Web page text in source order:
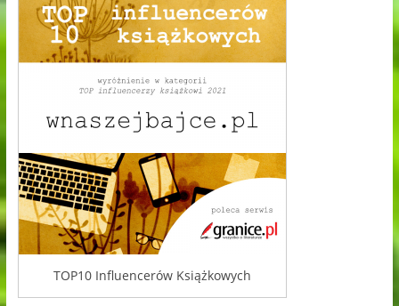
TOP10 Influencerów Książkowych